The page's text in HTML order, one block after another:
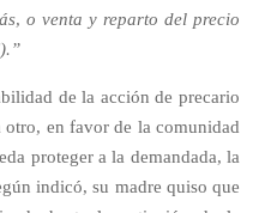
o venta y reparto del precio
de la acción de precario
otro, en favor de la comunidad
proteger a la demandada, la
indicó, su madre quiso que